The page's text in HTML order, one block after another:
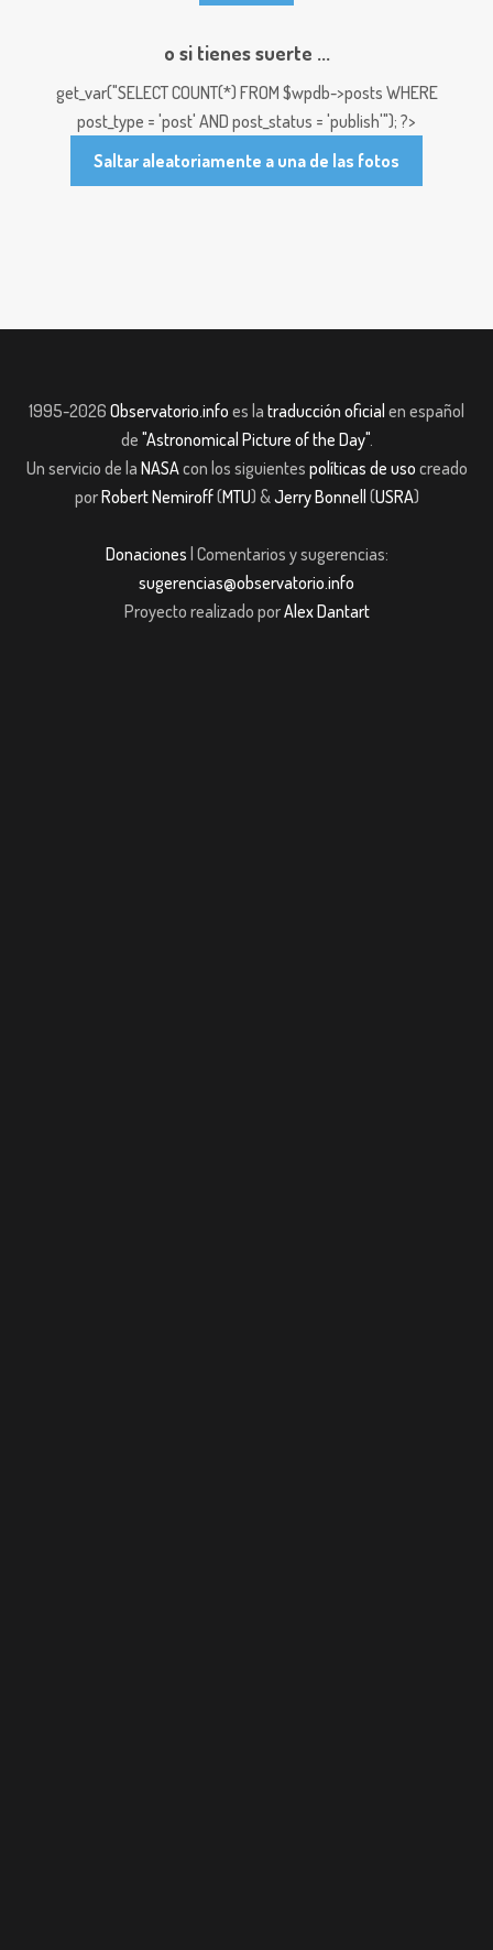
o si tienes suerte ...
get_var("SELECT COUNT(*) FROM $wpdb->posts WHERE
post_type = 'post' AND post_status = 'publish'"); ?>
Saltar aleatoriamente a una de las fotos
1995-2026 Observatorio.info es la traducción oficial en español
de "Astronomical Picture of the Day".
Un servicio de la NASAcon los siguientes políticas de uso creado
porRobert Nemiroff(MTU) &Jerry Bonnell (USRA)
Donaciones | Comentarios y sugerencias:
sugerencias@observatorio.info
Proyecto realizado porAlex Dantart